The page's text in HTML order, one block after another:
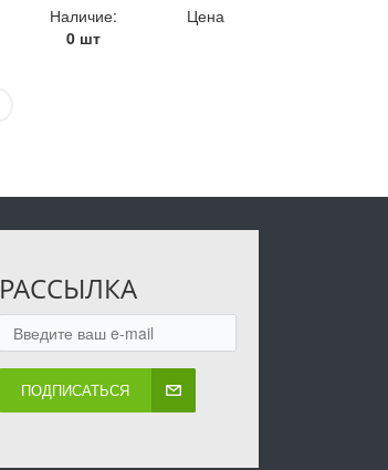
Наличие:
0 шт
Цена
РАССЫЛКА
ПОДПИСАТЬСЯ